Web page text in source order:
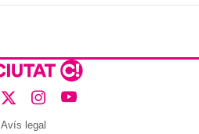
Avís legal